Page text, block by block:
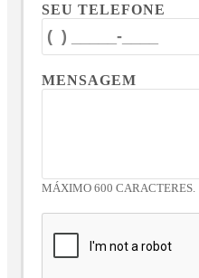
SEU TELEFONE
MENSAGEM
MÁXIMO 600 CARACTERES.